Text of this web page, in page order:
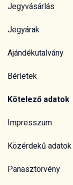
Jegyvásárlás
Jegyárak
Ajándékutalvány
Bérletek
Kötelező adatok
Impresszum
Közérdekű adatok
Panasztörvény